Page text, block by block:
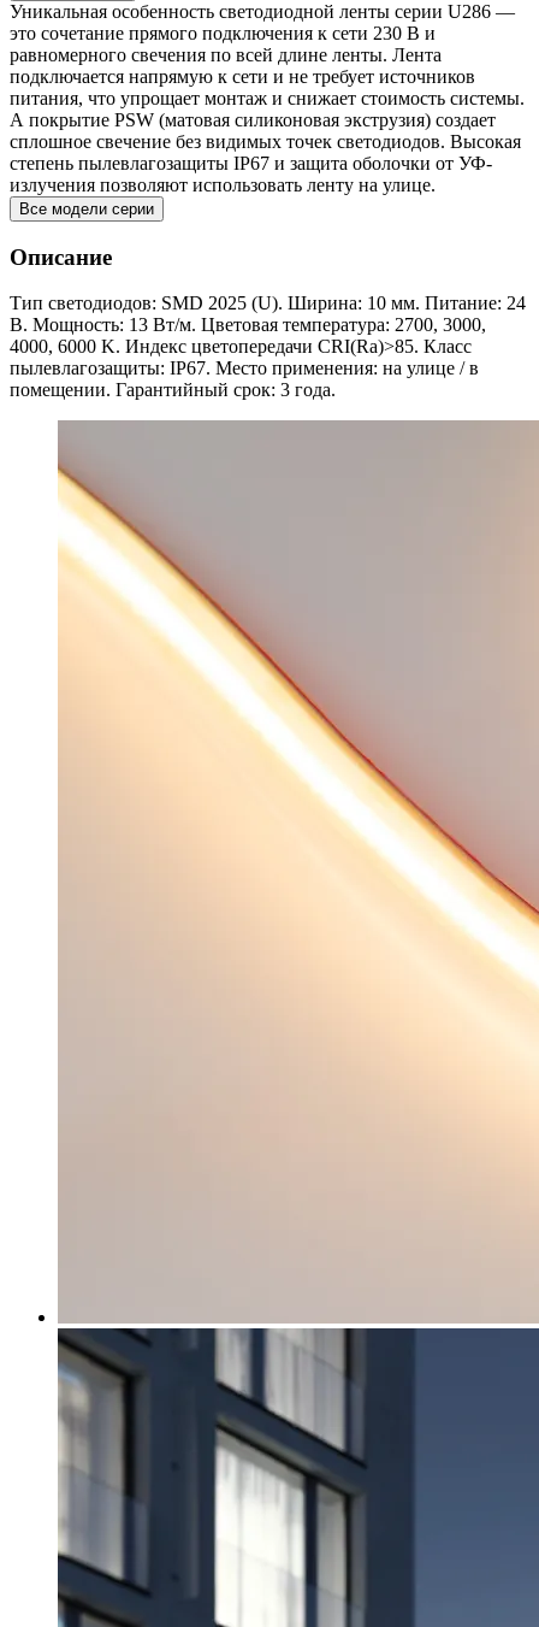
Уникальная особенность светодиодной ленты серии U286 —
это сочетание прямого подключения к сети 230 В и
равномерного свечения по всей длине ленты. Лента
подключается напрямую к сети и не требует источников
питания, что упрощает монтаж и снижает стоимость системы.
А покрытие PSW (матовая силиконовая экструзия) создает
сплошное свечение без видимых точек светодиодов. Высокая
степень пылевлагозащиты IP67 и защита оболочки от УФ-
излучения позволяют использовать ленту на улице.
Все модели серии
Описание
Тип светодиодов: SMD 2025 (U). Ширина: 10 мм. Питание: 24
В. Мощность: 13 Вт/м. Цветовая температура: 2700, 3000,
4000, 6000 K. Индекс цветопередачи CRI(Ra)>85. Класс
пылевлагозащиты: IP67. Место применения: на улице / в
помещении. Гарантийный срок: 3 года.